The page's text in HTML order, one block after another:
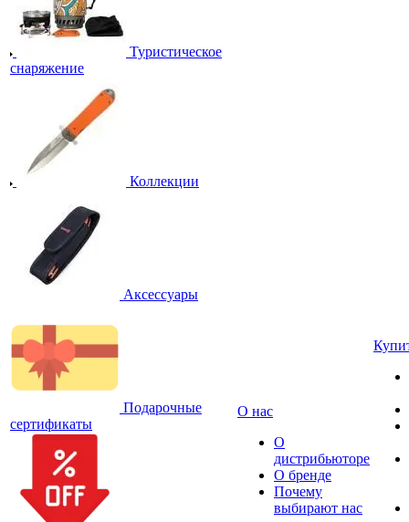
Туристическое
снаряжение
Коллекции
Аксессуары
Подарочные
сертификаты
О нас
О
дистрибьюторе
О бренде
Почему
выбирают нас